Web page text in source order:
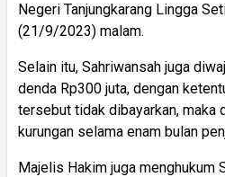
Negeri Tanjungkarang Lingga
(21/9/2023) malam.
Selain itu, Sahriwansah juga
denda Rp300 juta, dengan
tersebut tidak dibayarkan, maka
kurungan selama enam bulan
Majelis Hakim juga menghukum